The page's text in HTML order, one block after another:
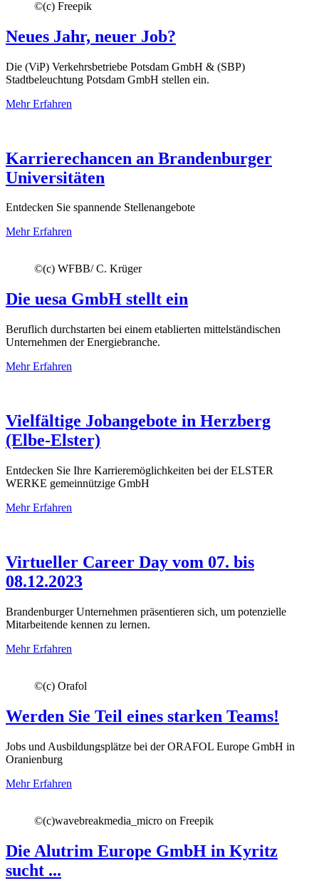
©(c) Freepik
Neues Jahr, neuer Job?
Die (ViP) Verkehrsbetriebe Potsdam GmbH & (SBP)
Stadtbeleuchtung Potsdam GmbH stellen ein.
Mehr Erfahren
Karrierechancen an Brandenburger
Universitäten
Entdecken Sie spannende Stellenangebote
Mehr Erfahren
©(c) WFBB/ C. Krüger
Die uesa GmbH stellt ein
Beruflich durchstarten bei einem etablierten mittelständischen
Unternehmen der Energiebranche.
Mehr Erfahren
Vielfältige Jobangebote in Herzberg
(Elbe-Elster)
Entdecken Sie Ihre Karrieremöglichkeiten bei der ELSTER
WERKE gemeinnützige GmbH
Mehr Erfahren
Virtueller Career Day vom 07. bis
08.12.2023
Brandenburger Unternehmen präsentieren sich, um potenzielle
Mitarbeitende kennen zu lernen.
Mehr Erfahren
©(c) Orafol
Werden Sie Teil eines starken Teams!
Jobs und Ausbildungsplätze bei der ORAFOL Europe GmbH in
Oranienburg
Mehr Erfahren
©(c)wavebreakmedia_micro on Freepik
Die Alutrim Europe GmbH in Kyritz
sucht ...